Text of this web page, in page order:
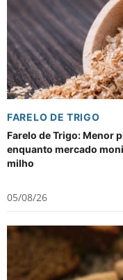
FARELO DE TRIGO
Farelo de Trigo: Menor
enquanto mercado
milho
05/08/26